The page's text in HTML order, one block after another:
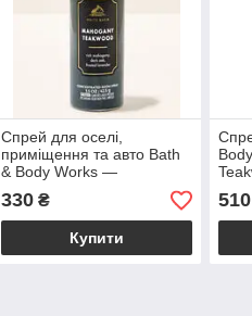
Спрей для оселі,
приміщення та авто Bath
& Body Works —
Mahogany Teakwood
Concentrated Room Spray
/ 42,5 г
330₴
Купити
510